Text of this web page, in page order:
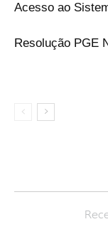
Acesso ao
Resolução PGE